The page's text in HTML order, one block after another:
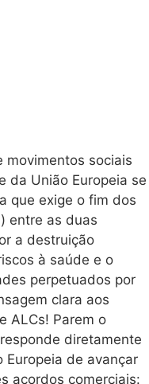
movimentos sociais
da União Europeia se
que exige o fim dos
entre as duas
a destruição
à saúde e o
perpetuados por
clara aos
ALCs! Parem o
diretamente
Europeia de avançar
acordos comerciais: